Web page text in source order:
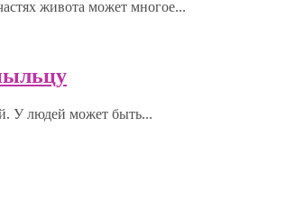
живота может многое...
У людей может быть...